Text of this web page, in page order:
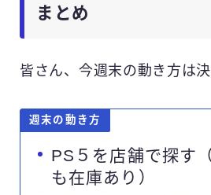
まとめ
皆さん、今週末の動き方は
週末の動き方
PS５を店舗で探す
も在庫あり）